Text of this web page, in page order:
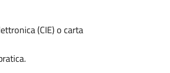
(CIE) o carta